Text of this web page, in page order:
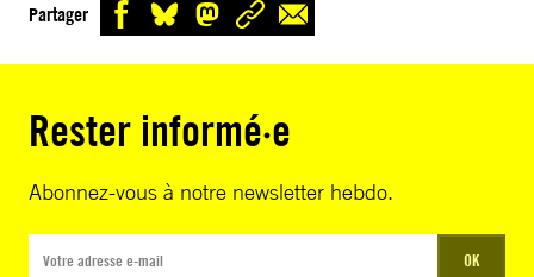
Partager
Rester informé·e
Abonnez-vous à notre newsletter hebdo.
OK